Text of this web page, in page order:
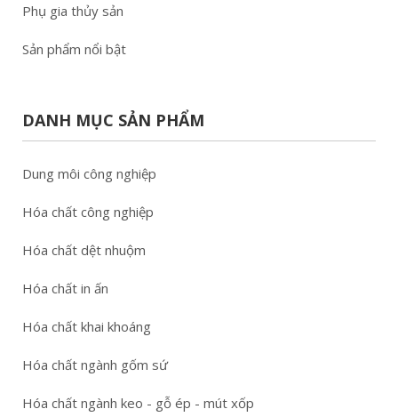
Phụ gia thủy sản
Sản phẩm nổi bật
DANH MỤC SẢN PHẨM
Dung môi công nghiệp
Hóa chất công nghiệp
Hóa chất dệt nhuộm
Hóa chất in ấn
Hóa chất khai khoáng
Hóa chất ngành gốm sứ
Hóa chất ngành keo - gỗ ép - mút xốp